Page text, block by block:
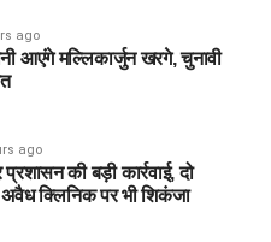
ago
आएंगे मल्लिकार्जुन खरगे, चुनावी
ago
की बड़ी कार्रवाई, दो
क्लिनिक पर भी शिकंजा